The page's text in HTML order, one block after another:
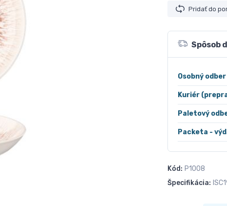
Pridať do
Spôsob
Osobný odber
Kuriér
Paletový
Packeta -
Kód: P1008
Špecifikácia: